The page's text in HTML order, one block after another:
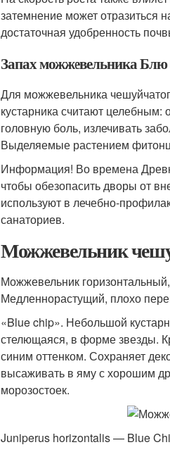
затемнение может отразиться
достаточная удобренность
Запах можжевельника
Для можжевельника
кустарника считают целебным:
головную боль, излечивать
Выделяемые растением
Информация! Во времена
чтобы обезопасить дворы от
используют в лечебно-
санаториев.
Можжевельник
Можжевельник
Медленнорастущий, плохо
«Blue chip». Небольшой
стелющаяся, в форме звезды.
синим оттенком. Сохраняет
высаживать в яму с хорошим
морозостоек.
Juniperus horizontalis — Blue